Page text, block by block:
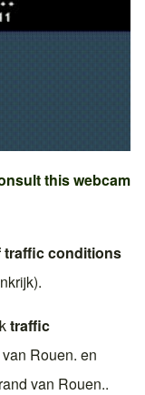
this webcam
traffic conditions
.
traffic
Rouen. en
van Rouen..